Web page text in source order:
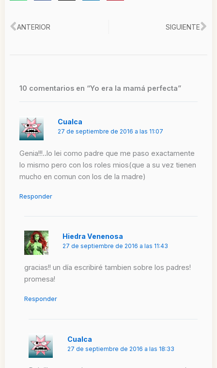
Ant
ANTERIOR SIGUIENTE
10 comentarios en “Yo era la mamá perfecta”
Cualca
27 de septiembre de 2016 a las 11:07
Genia!!!..lo lei como padre que me paso exactamente
lo mismo pero con los roles mios(que a su vez tienen
mucho en comun con los de la madre)
Responder
Hiedra Venenosa
27 de septiembre de 2016 a las 11:43
gracias!! un día escribiré tambien sobre los padres!
promesa!
Responder
Cualca
27 de septiembre de 2016 a las 18:33